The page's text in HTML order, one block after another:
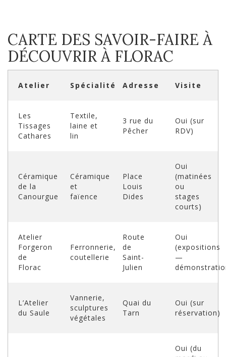
CARTE DES SAVOIR-FAIRE À
DÉCOUVRIR À FLORAC
Atelier Spécialité Adresse Visite
Les
Tissages
Cathares
Textile,
laine et
lin
3 rue du
Pêcher
Oui (sur
RDV)
Céramique
de la
Canourgue
Céramique
et
faïence
Place
Louis
Dides
Oui
(matinées
ou
stages
courts)
Atelier
Forgeron
de
Florac
Ferronnerie,
coutellerie
Route
de
Saint-
Julien
Oui
(expositions
—
L’Atelier
du Saule
Vannerie,
sculptures
végétales
Quai du
Tarn
Oui (sur
réservation)
Oui (du